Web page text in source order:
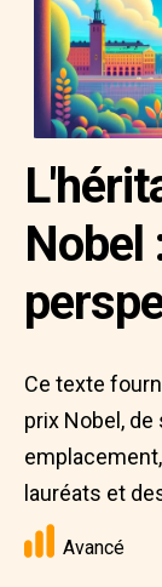
Nobel
Ce texte
prix Nobel,
lauréats et
Avancé